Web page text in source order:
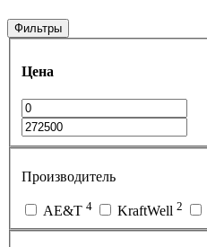
Фильтры
Цена
Производитель
AE&T 4 KraftWell 2